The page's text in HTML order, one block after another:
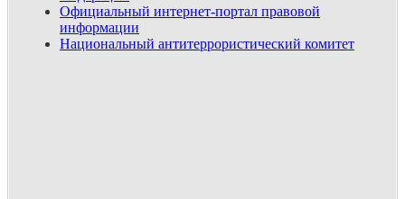
Официальный интернет-портал правовой
информации
Национальный антитеррористический комитет